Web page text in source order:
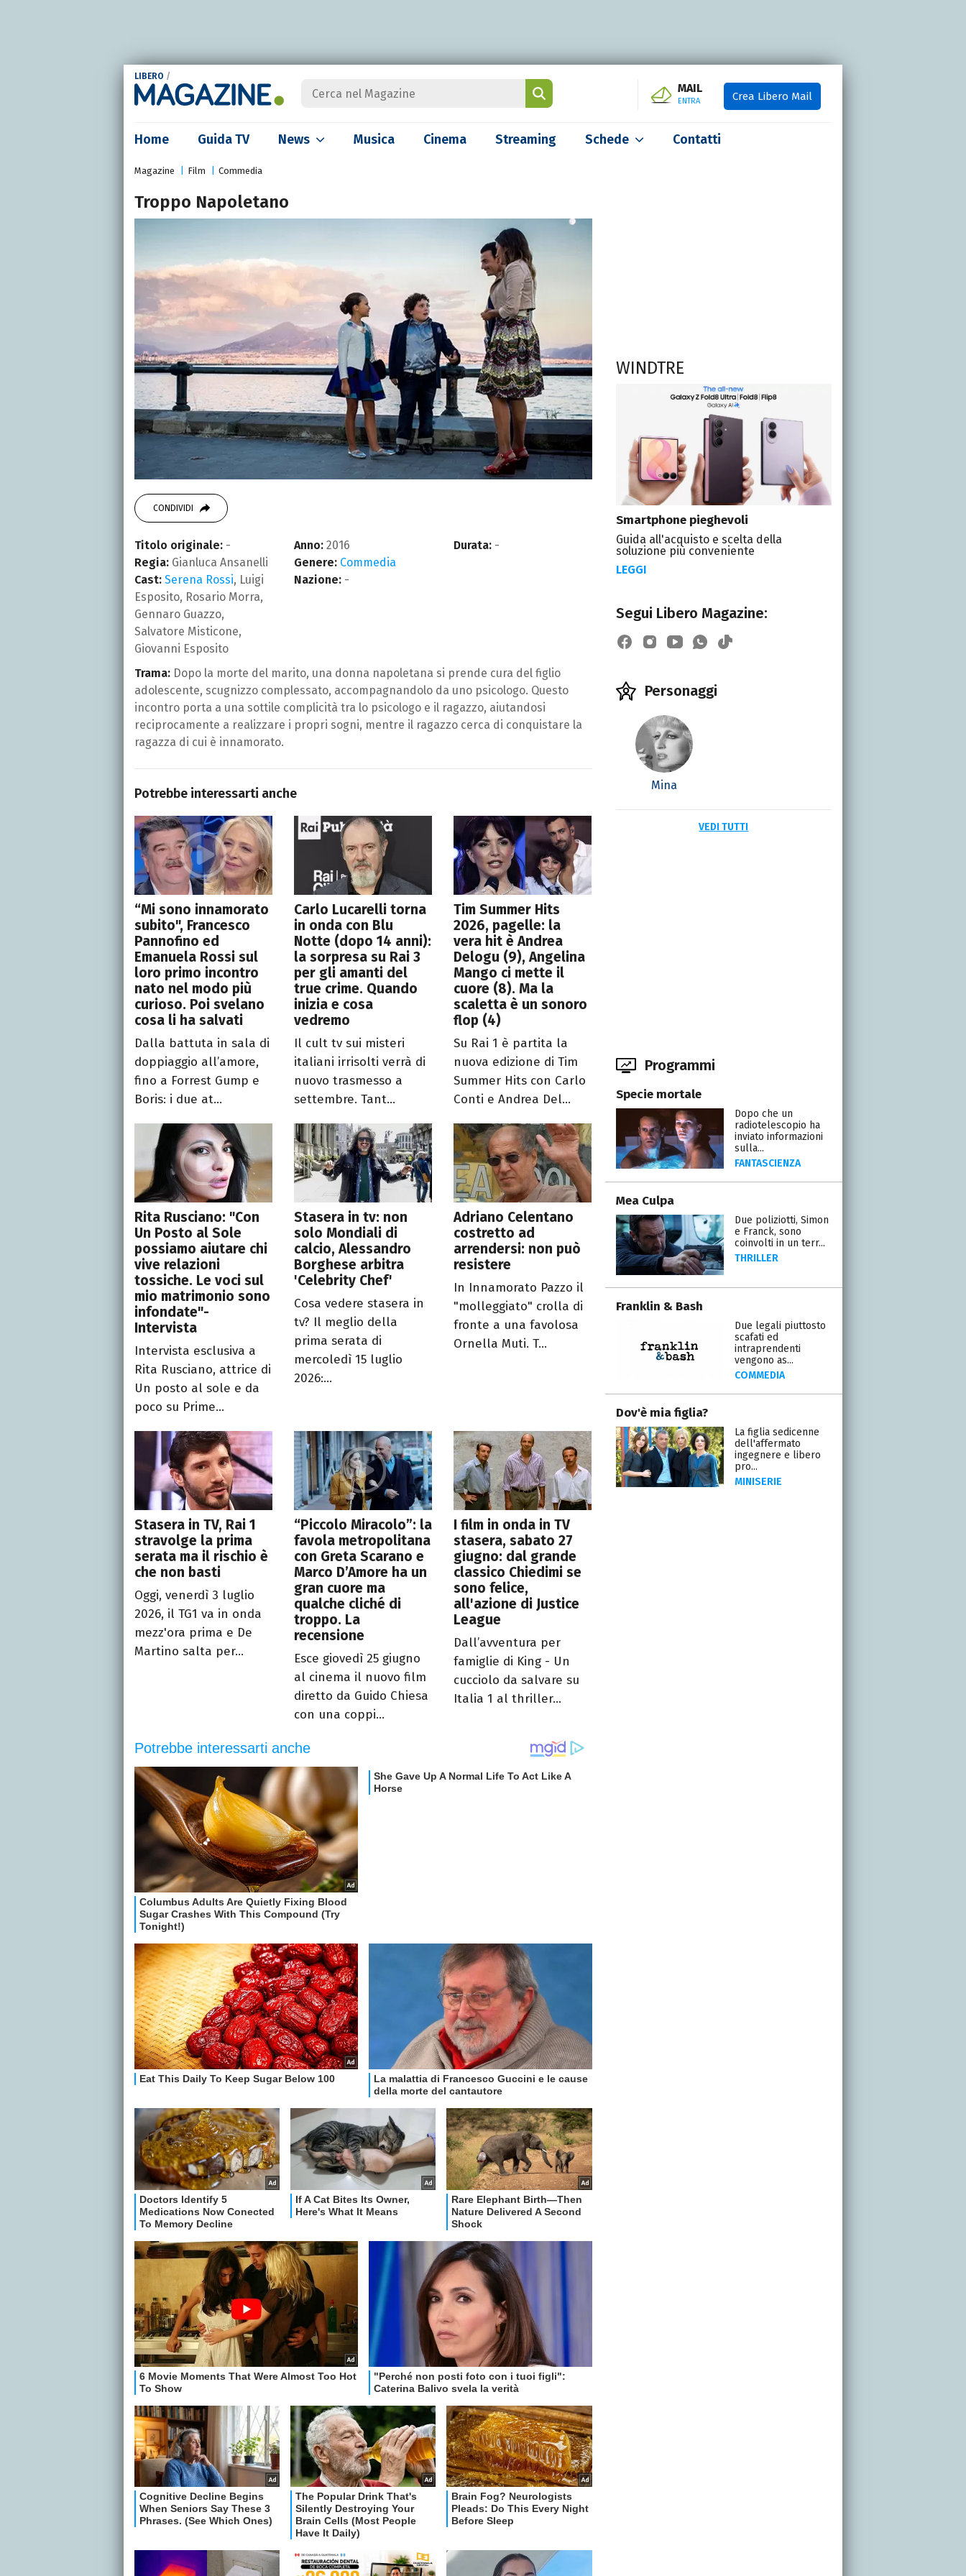
LIBERO /
MAIL
ENTRA Crea Libero Mail
Home Guida TV News Musica Cinema Streaming Schede Contatti
Magazine Film Commedia
Troppo Napoletano
CONDIVIDI
Titolo originale: -
Regia: Gianluca Ansanelli
Cast: Serena Rossi, Luigi
Esposito, Rosario Morra,
Gennaro Guazzo,
Salvatore Misticone,
Giovanni Esposito
Anno: 2016
Genere: Commedia
Nazione: -
Durata: -
Trama: Dopo la morte del marito, una donna napoletana si prende cura del figlio
adolescente, scugnizzo complessato, accompagnandolo da uno psicologo. Questo
incontro porta a una sottile complicità tra lo psicologo e il ragazzo, aiutandosi
reciprocamente a realizzare i propri sogni, mentre il ragazzo cerca di conquistare la
ragazza di cui è innamorato.
Potrebbe interessarti anche
“Mi sono innamorato
subito", Francesco
Pannofino ed
Emanuela Rossi sul
loro primo incontro
nato nel modo più
curioso. Poi svelano
cosa li ha salvati
Dalla battuta in sala di
doppiaggio all’amore,
fino a Forrest Gump e
Boris: i due at...
Carlo Lucarelli torna
in onda con Blu
Notte (dopo 14 anni):
la sorpresa su Rai 3
per gli amanti del
true crime. Quando
inizia e cosa
vedremo
Il cult tv sui misteri
italiani irrisolti verrà di
nuovo trasmesso a
settembre. Tant...
Tim Summer Hits
2026, pagelle: la
vera hit è Andrea
Delogu (9), Angelina
Mango ci mette il
cuore (8). Ma la
scaletta è un sonoro
flop (4)
Su Rai 1 è partita la
nuova edizione di Tim
Summer Hits con Carlo
Conti e Andrea Del...
Rita Rusciano: "Con
Un Posto al Sole
possiamo aiutare chi
vive relazioni
tossiche. Le voci sul
mio matrimonio sono
infondate"-
Intervista
Intervista esclusiva a
Rita Rusciano, attrice di
Un posto al sole e da
poco su Prime...
Stasera in tv: non
solo Mondiali di
calcio, Alessandro
Borghese arbitra
'Celebrity Chef'
Cosa vedere stasera in
tv? Il meglio della
prima serata di
mercoledì 15 luglio
2026:...
Adriano Celentano
costretto ad
arrendersi: non può
resistere
In Innamorato Pazzo il
"molleggiato" crolla di
fronte a una favolosa
Ornella Muti. T...
Stasera in TV, Rai 1
stravolge la prima
serata ma il rischio è
che non basti
Oggi, venerdì 3 luglio
2026, il TG1 va in onda
mezz'ora prima e De
Martino salta per...
“Piccolo Miracolo”: la
favola metropolitana
con Greta Scarano e
Marco D’Amore ha un
gran cuore ma
qualche cliché di
troppo. La
recensione
Esce giovedì 25 giugno
al cinema il nuovo film
diretto da Guido Chiesa
con una coppi...
I film in onda in TV
stasera, sabato 27
giugno: dal grande
classico Chiedimi se
sono felice,
all'azione di Justice
League
Dall’avventura per
famiglie di King - Un
cucciolo da salvare su
Italia 1 al thriller...
WINDTRE
Smartphone pieghevoli
Guida all'acquisto e scelta della
soluzione più conveniente
LEGGI
Segui Libero Magazine:
Personaggi
Mina
VEDI TUTTI
Programmi
Specie mortale
Dopo che un
radiotelescopio ha
inviato informazioni
sulla...
FANTASCIENZA
Mea Culpa
Due poliziotti, Simon
e Franck, sono
coinvolti in un terr...
THRILLER
Franklin & Bash
Due legali piuttosto
scafati ed
intraprendenti
vengono as...
COMMEDIA
Dov'è mia figlia?
La figlia sedicenne
dell'affermato
ingegnere e libero
pro...
MINISERIE